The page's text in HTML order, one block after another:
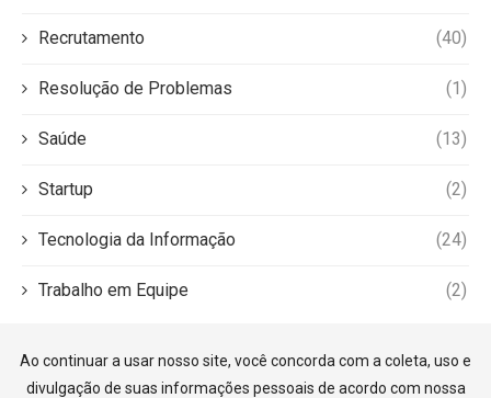
Recrutamento (40)
Resolução de Problemas (1)
Saúde (13)
Startup (2)
Tecnologia da Informação (24)
Trabalho em Equipe (2)
Ao continuar a usar nosso site, você concorda com a coleta, uso e
divulgação de suas informações pessoais de acordo com nossa